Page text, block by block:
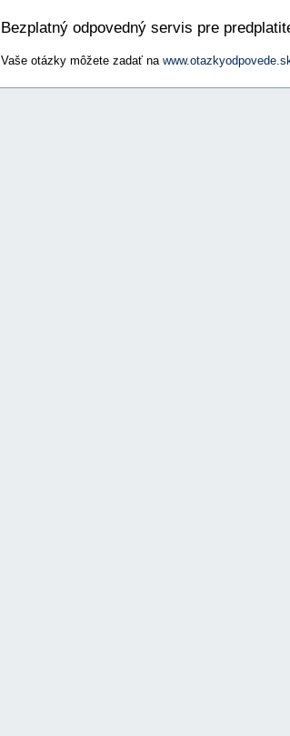
Bezplatný odpovedný servis pre
Vaše otázky môžete zadať na